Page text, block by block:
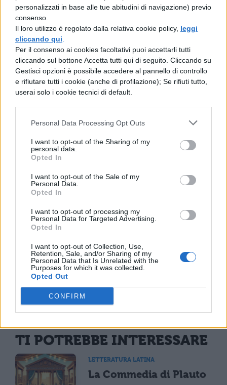
personalizzati in base alle tue abitudini di navigazione) previo
consenso.
Il loro utilizzo è regolato dalla relativa cookie policy, leggi
cliccando qui
Per il consenso ai cookies facoltativi puoi accettarli tutti
cliccando sul bottone Accetta tutti qui di seguito. Cliccando su
Gestisci opzioni è possibile accedere al pannello di controllo
e rifiutare tutti i cookie (anche di profilazione); Se rifiuti tutto,
userai solo i cookie tecnici di default.
Personal Data Processing Opt Outs
I want to opt-out of the Sharing of my
personal data.
Opted In
I want to opt-out of the Sale of my
Personal Data.
Opted In
I want to opt-out of processing my
Personal Data for Targeted Advertising.
Opted In
I want to opt-out of Collection, Use,
Retention, Sale, and/or Sharing of my
Personal Data that Is Unrelated with the
Purposes for which it was collected.
Opted Out
CONFIRM
schivato, ma non vendicato. Ma Anno,
chiamati di nuovo gli schiavi e stabilito
nuovamente il giorno della strage, vedendo
che era stato unaltra volta tradito, temendo
un processo, con ventimila schiavi armati si
impadronì di una fortezza ben difesa. Lì,
Mauretani, fu catturato e, dopo essere stato
frustato, fu ucciso davanti agli occhi del
popolo; il corpo, trafitto dalle frustate, fu
crocifisso. Anche i suoi figli e parenti,
persino quelli innocenti, furono condannati
a morte, perché non sopravvivesse nessuno
di una cos nefasta famiglia per imitare il
misfatto o essere punito con la morte.
TI POTREBBE INTERESSARE
LETTERATURA LATINA
La Commedia di Plauto